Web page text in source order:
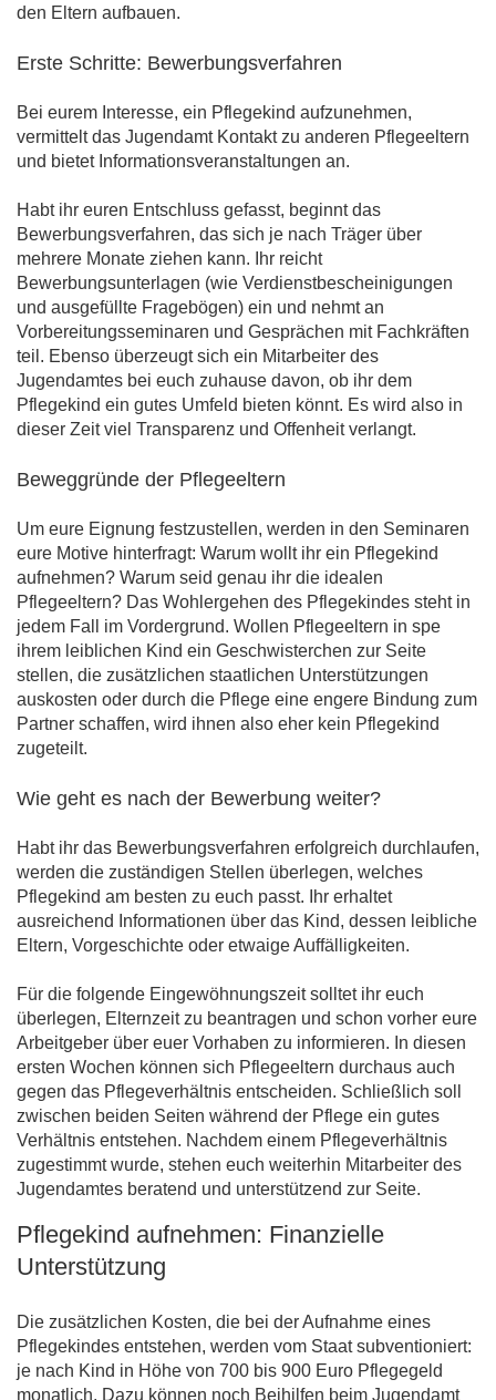
den Eltern aufbauen.
Erste Schritte: Bewerbungsverfahren
Bei eurem Interesse, ein Pflegekind aufzunehmen,
vermittelt das Jugendamt Kontakt zu anderen Pflegeeltern
und bietet Informationsveranstaltungen an.
Habt ihr euren Entschluss gefasst, beginnt das
Bewerbungsverfahren, das sich je nach Träger über
mehrere Monate ziehen kann. Ihr reicht
Bewerbungsunterlagen (wie Verdienstbescheinigungen
und ausgefüllte Fragebögen) ein und nehmt an
Vorbereitungsseminaren und Gesprächen mit Fachkräften
teil. Ebenso überzeugt sich ein Mitarbeiter des
Jugendamtes bei euch zuhause davon, ob ihr dem
Pflegekind ein gutes Umfeld bieten könnt. Es wird also in
dieser Zeit viel Transparenz und Offenheit verlangt.
Beweggründe der Pflegeeltern
Um eure Eignung festzustellen, werden in den Seminaren
eure Motive hinterfragt: Warum wollt ihr ein Pflegekind
aufnehmen? Warum seid genau ihr die idealen
Pflegeeltern? Das Wohlergehen des Pflegekindes steht in
jedem Fall im Vordergrund. Wollen Pflegeeltern in spe
ihrem leiblichen Kind ein Geschwisterchen zur Seite
stellen, die zusätzlichen staatlichen Unterstützungen
auskosten oder durch die Pflege eine engere Bindung zum
Partner schaffen, wird ihnen also eher kein Pflegekind
zugeteilt.
Wie geht es nach der Bewerbung weiter?
Habt ihr das Bewerbungsverfahren erfolgreich durchlaufen,
werden die zuständigen Stellen überlegen, welches
Pflegekind am besten zu euch passt. Ihr erhaltet
ausreichend Informationen über das Kind, dessen leibliche
Eltern, Vorgeschichte oder etwaige Auffälligkeiten.
Für die folgende Eingewöhnungszeit solltet ihr euch
überlegen, Elternzeit zu beantragen und schon vorher eure
Arbeitgeber über euer Vorhaben zu informieren. In diesen
ersten Wochen können sich Pflegeeltern durchaus auch
gegen das Pflegeverhältnis entscheiden. Schließlich soll
zwischen beiden Seiten während der Pflege ein gutes
Verhältnis entstehen. Nachdem einem Pflegeverhältnis
zugestimmt wurde, stehen euch weiterhin Mitarbeiter des
Jugendamtes beratend und unterstützend zur Seite.
Pflegekind aufnehmen: Finanzielle
Unterstützung
Die zusätzlichen Kosten, die bei der Aufnahme eines
Pflegekindes entstehen, werden vom Staat subventioniert:
je nach Kind in Höhe von 700 bis 900 Euro Pflegegeld
monatlich. Dazu können noch Beihilfen beim Jugendamt